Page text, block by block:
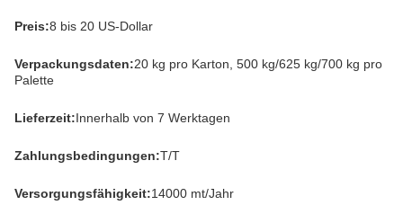
Preis:8 bis 20 US-Dollar
Verpackungsdaten:20 kg pro Karton, 500 kg/625 kg/700 kg pro
Palette
Lieferzeit:Innerhalb von 7 Werktagen
Zahlungsbedingungen:T/T
Versorgungsfähigkeit:14000 mt/Jahr